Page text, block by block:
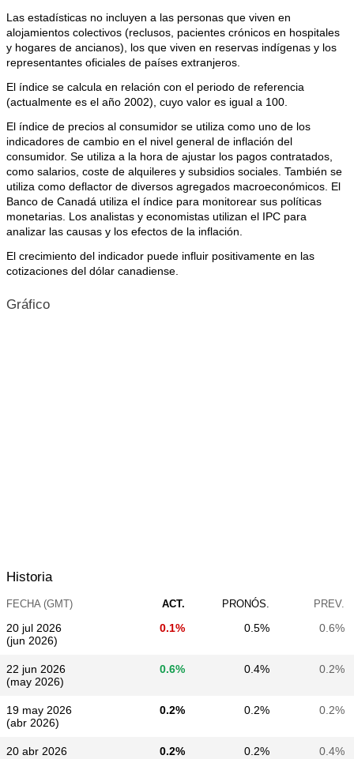
Las estadísticas no incluyen a las personas que viven en
alojamientos colectivos (reclusos, pacientes crónicos en hospitales
y hogares de ancianos), los que viven en reservas indígenas y los
representantes oficiales de países extranjeros.
El índice se calcula en relación con el periodo de referencia
(actualmente es el año 2002), cuyo valor es igual a 100.
El índice de precios al consumidor se utiliza como uno de los
indicadores de cambio en el nivel general de inflación del
consumidor. Se utiliza a la hora de ajustar los pagos contratados,
como salarios, coste de alquileres y subsidios sociales. También se
utiliza como deflactor de diversos agregados macroeconómicos. El
Banco de Canadá utiliza el índice para monitorear sus políticas
monetarias. Los analistas y economistas utilizan el IPC para
analizar las causas y los efectos de la inflación.
El crecimiento del indicador puede influir positivamente en las
cotizaciones del dólar canadiense.
Gráfico
Historia
FECHA (GMT) ACT. PRONÓS. PREV.
20 jul 2026
(jun 2026)
0.1% 0.5% 0.6%
22 jun 2026
(may 2026)
0.6% 0.4% 0.2%
19 may 2026
(abr 2026)
0.2% 0.2% 0.2%
20 abr 2026
0.2% 0.2% 0.4%